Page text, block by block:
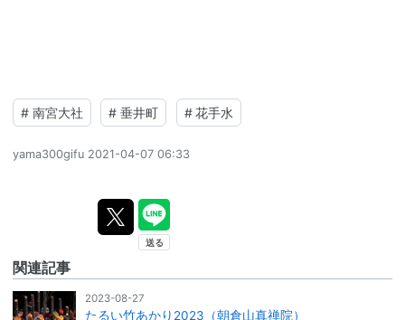
# 南宮大社 # 垂井町 # 花手水
yama300gifu 2021-04-07 06:33
関連記事
2023-08-27
たるい竹あかり2023（朝倉山真禅院）